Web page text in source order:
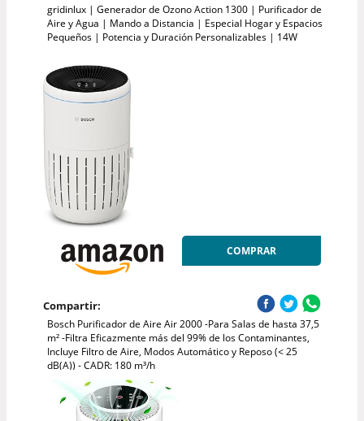
gridinlux | Generador de Ozono Action 1300 | Purificador de
Aire y Agua | Mando a Distancia | Especial Hogar y Espacios
Pequeños | Potencia y Duración Personalizables | 14W
COMPRAR
Compartir:
Bosch Purificador de Aire Air 2000 -Para Salas de hasta 37,5
m² -Filtra Eficazmente más del 99% de los Contaminantes,
Incluye Filtro de Aire, Modos Automático y Reposo (< 25
dB(A)) - CADR: 180 m³/h